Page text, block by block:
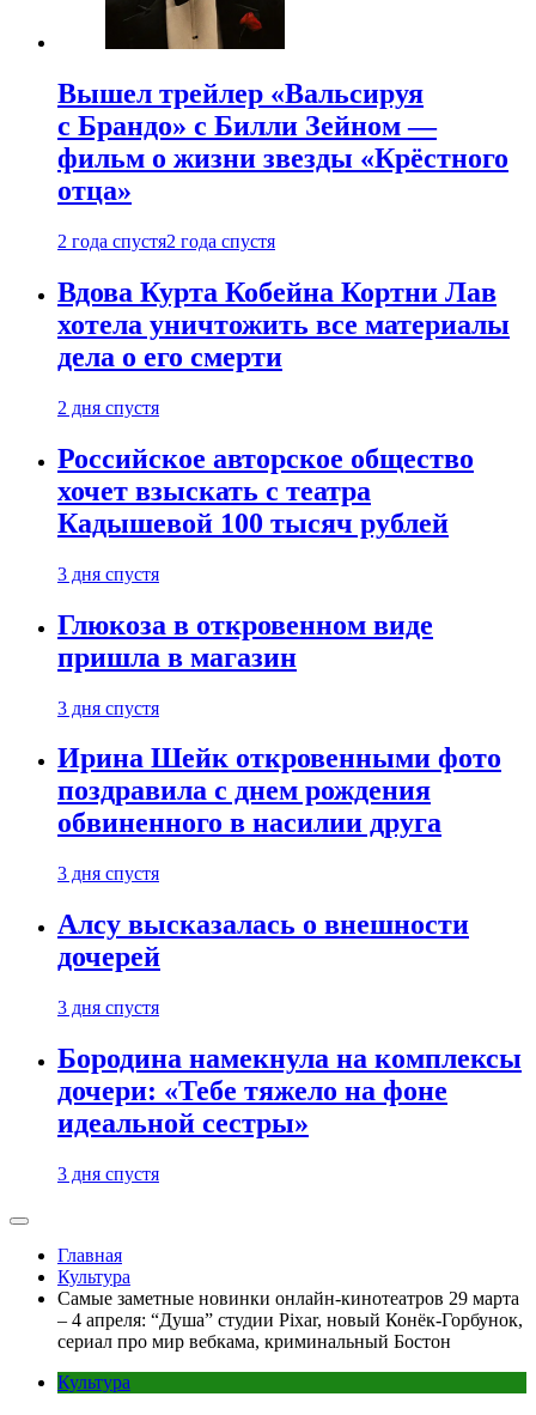
Вышел трейлер «Вальсируя
с Брандо» с Билли Зейном —
фильм о жизни звезды «Крёстного
отца»
2 года спустя2 года спустя
Вдова Курта Кобейна Кортни Лав
хотела уничтожить все материалы
дела о его смерти
2 дня спустя
Российское авторское общество
хочет взыскать с театра
Кадышевой 100 тысяч рублей
3 дня спустя
Глюкоза в откровенном виде
пришла в магазин
3 дня спустя
Ирина Шейк откровенными фото
поздравила с днем рождения
обвиненного в насилии друга
3 дня спустя
Алсу высказалась о внешности
дочерей
3 дня спустя
Бородина намекнула на комплексы
дочери: «Тебе тяжело на фоне
идеальной сестры»
3 дня спустя
Главная
Культура
Самые заметные новинки онлайн-кинотеатров 29 марта
– 4 апреля: “Душа” студии Pixar, новый Конёк-Горбунок,
сериал про мир вебкама, криминальный Бостон
Культура